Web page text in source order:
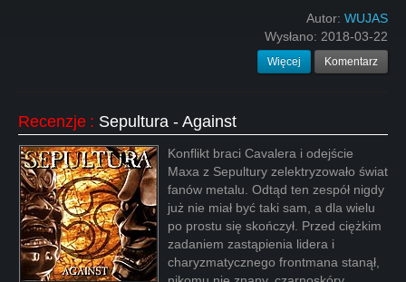
Autor: WUJAS
Wysłano: 2018-03-22
Więcej Komentarz
Recenzje : Sepultura - Against
Konflikt braci Cavalera i odejście
Maxa z Sepultury zelektryzowało świat
fanów metalu. Odtąd ten zespół nigdy
już nie miał być taki sam, a dla wielu
po prostu się skończył. Przed ciężkim
zadaniem zastąpienia lidera i
charyzmatycznego frontmana stanął,